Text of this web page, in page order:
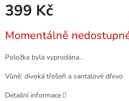
399 Kč
cena:
Momentálně
Položka byla vyprodána…
Vůně: divoká třešeň a santalové dřevo
Detailní informace